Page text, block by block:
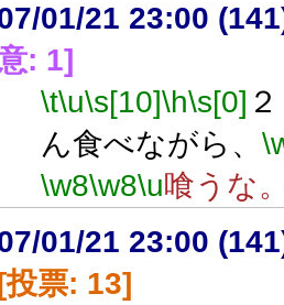
01/21 23:00
: 1]
\t\u\s[10]\h\s[0]
ん食べながら、
\w8\w8\u喰うな
01/21 23:00
投票: 13]